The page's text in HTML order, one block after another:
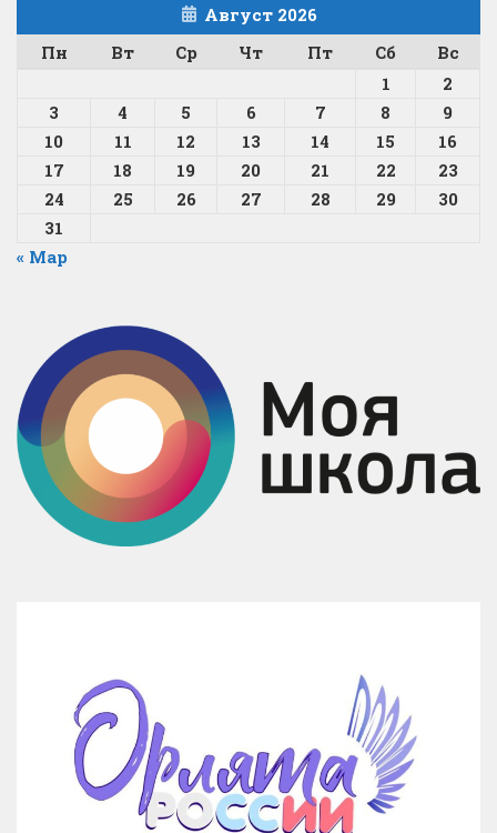
Август 2026
Пн
Вт Ср Чт Пт Сб
Вс
1
2
3
4 5 6 7 8
9
10
11 12 13 14 15
16
17
18 19 20 21 22
23
24
25 26 27 28 29
30
31
« Мар